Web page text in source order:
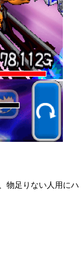
物足りない人用にハ